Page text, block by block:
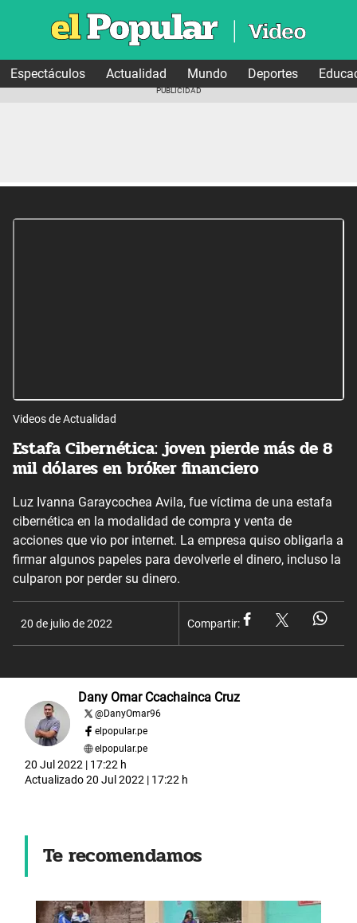
Espectáculos Actualidad Mundo Deportes
Videos de Actualidad
Estafa Cibernética: joven pierde más de 8
mil dólares en bróker financiero
Luz Ivanna Garaycochea Avila, fue víctima de una estafa
cibernética en la modalidad de compra y venta de
acciones que vio por internet. La empresa quiso obligarla a
firmar algunos papeles para devolverle el dinero, incluso la
culparon por perder su dinero.
20 de julio de 2022 Compartir:
Dany Omar Ccachainca Cruz
@DanyOmar96
elpopular.pe
elpopular.pe
20 Jul 2022 | 17:22 h
Actualizado20 Jul 2022 | 17:22 h
Te recomendamos